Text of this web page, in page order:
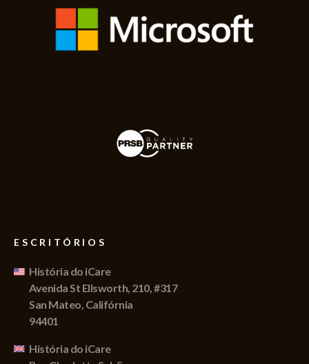
ESCRITÓRIOS
História do iCare
Avenida St Ellsworth, 210, #317
San Mateo, Califórnia
94401
História do iCare